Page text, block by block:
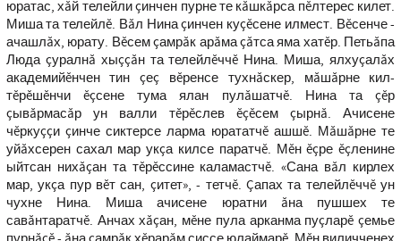
юратас, хăй телейли çинчен пурне те кăшкăрса пĕлтерес килет.
Миша та телейлĕ. Вăл Нина çинчен куçĕсене илмест. Вĕсенче -
ачашлăх, юрату. Вĕсем çамрăк арăма çăтса яма хатĕр. Петьăпа
Люда çуралнă хыççăн та телейлĕччĕ Нина. Миша, ялхуçалăх
академийĕнчен тин çеç вĕренсе тухнăскер, мăшăрне кил-
тĕрĕшĕнчи ĕçсене тума ялан пулăшатчĕ. Нина та çĕр
çывăрмасăр ун валли тĕрĕслев ĕçĕсем çырнă. Ачисене
чĕркуççи çинче сиктерсе ларма юрататчĕ ашшĕ. Мăшăрне те
уйăхсерен сахал мар укçа килсе паратчĕ. Мĕн ĕçре ĕçленине
ыйтсан нихăçан та тĕрĕссине каламастчĕ. «Сана вăл кирлех
мар, укçа пур вĕт сан, çитет», - тетчĕ. Çапах та телейлĕччĕ ун
чухне Нина. Миша ачисене юратни ăна пушшех те
савăнтаратчĕ. Анчах хăçан, мĕне пула арканма пуçларĕ çемье